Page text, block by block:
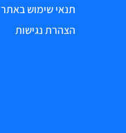
תנאי שימוש באתר
הצהרת נגישות